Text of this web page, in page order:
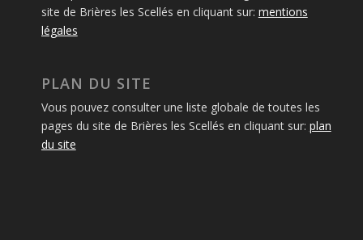
site de Brières les Scellés en cliquant sur: mentions
légales
PLAN DU SITE
Vous pouvez consulter une liste globale de toutes les
pages du site de Brières les Scellés en cliquant sur: plan
du site